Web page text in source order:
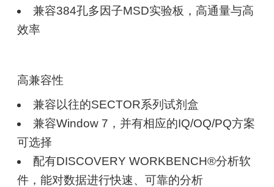
兼容384孔多因子MSD实验板，高通量与高
效率
高兼容性
兼容以往的SECTOR系列试剂盒
兼容Window 7，并有相应的IQ/OQ/PQ方案
可选择
配有DISCOVERY WORKBENCH®分析软
件，能对数据进行快速、可靠的分析